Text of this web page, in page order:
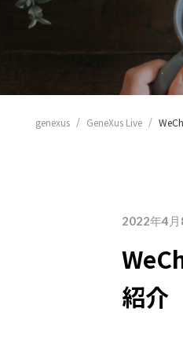
genexus GeneXus Live
2022年4月
紹介